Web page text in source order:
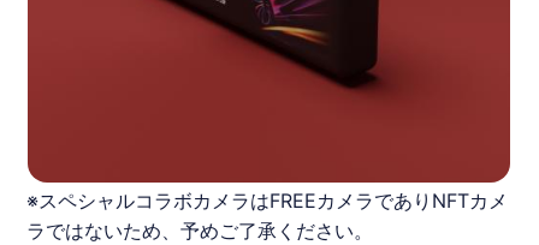
※スペシャルコラボカメラはFREEカメラでありNFTカメ
ラではないため、予めご了承ください。